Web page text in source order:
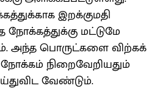
இறக்குமதி
மட்டுமே
அந்த பொருட்களை விற்கக்
நோக்கம் நிறைவேறியதும்
வேண்டும்.